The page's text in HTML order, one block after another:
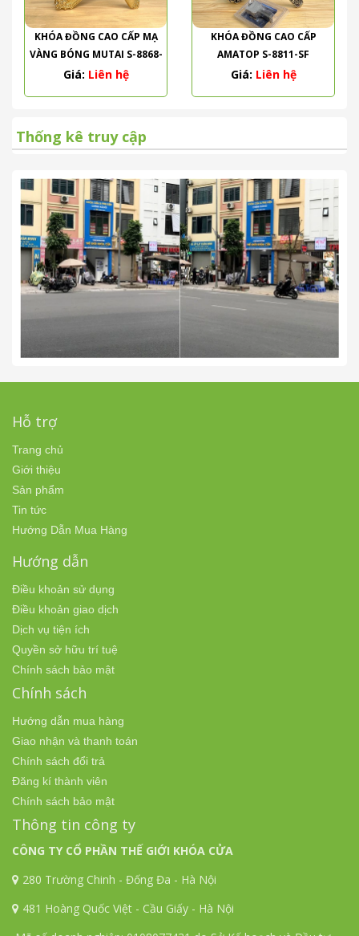
KHÓA ĐỒNG CAO CẤP MẠ
VÀNG BÓNG MUTAI S-8868-
PVD
Giá: Liên hệ
KHÓA ĐỒNG CAO CẤP
AMATOP S-8811-SF
Giá: Liên hệ
Thống kê truy cập
Hỗ trợ
Trang chủ
Giới thiệu
Sản phẩm
Tin tức
Hướng Dẫn Mua Hàng
Hướng dẫn
Điều khoản sử dụng
Điều khoản giao dịch
Dịch vụ tiện ích
Quyền sở hữu trí tuệ
Chính sách bảo mật
Chính sách
Hướng dẫn mua hàng
Giao nhận và thanh toán
Chính sách đổi trả
Đăng kí thành viên
Chính sách bảo mật
Thông tin công ty
CÔNG TY CỔ PHẦN THẾ GIỚI KHÓA CỬA
280 Trường Chinh - Đống Đa - Hà Nội
481 Hoàng Quốc Việt - Cầu Giấy - Hà Nội